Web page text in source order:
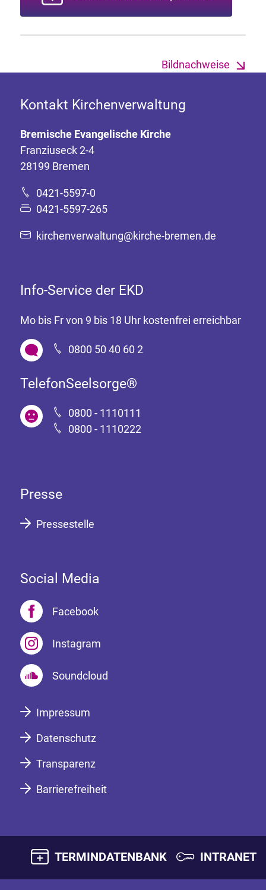
Bildnachweise
Kontakt Kirchenverwaltung
Bremische Evangelische Kirche
Franziuseck 2-4
28199 Bremen
0421-5597-0
0421-5597-265
kirchenverwaltung@kirche-bremen.de
Info-Service der EKD
Mo bis Fr von 9 bis 18 Uhr kostenfrei erreichbar
0800 50 40 60 2
TelefonSeelsorge®
0800 - 1110111
0800 - 1110222
Presse
Pressestelle
Social Media
Facebook
Instagram
Soundcloud
Impressum
Datenschutz
Transparenz
Barrierefreiheit
TERMINDATENBANK INTRANET